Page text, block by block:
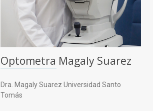
Optometra Magaly Suarez
Dra. Magaly Suarez Universidad Santo
Tomás